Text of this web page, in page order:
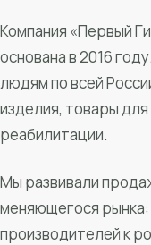
Компания «Первый
основана в 2016
людям по всей
изделия, товары
реабилитации.
Мы развивали
меняющегося
производителей к